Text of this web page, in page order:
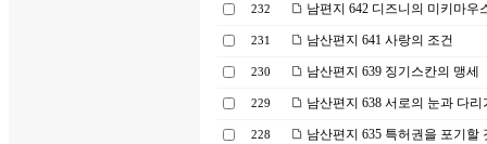
232 남편지 642 디즈니의 미키마우
231 남산편지 641 사랑의 조건
230 남산편지 639 징기스칸의 맹세
229 남산편지 638 서로의 눈과 다리
228 남산편지 635 특허권을 포기할